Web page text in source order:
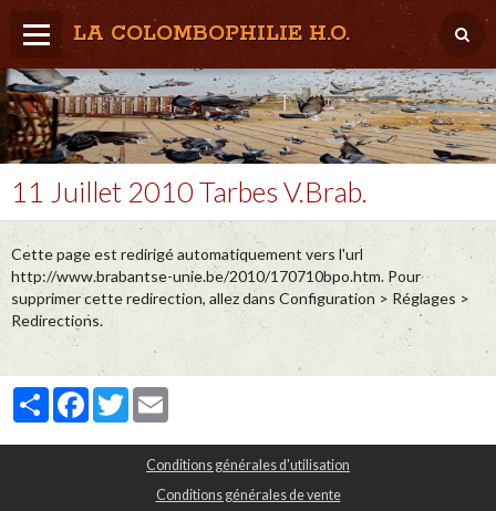
LA COLOMBOPHILIE H.O.
Home
Météo / Het weer
Lâcher / Los
Result. clubs, Provincial, (Inter)National
RFCB / KBDB
11 Juillet 2010 Tarbes V.Brab.
Cette page est redirigé automatiquement vers l'url
http://www.brabantse-unie.be/2010/170710bpo.htm. Pour
supprimer cette redirection, allez dans Configuration > Réglages >
Redirections.
PartagerFacebook
Twitter
Conditions générales d'utilisation
Conditions générales de vente